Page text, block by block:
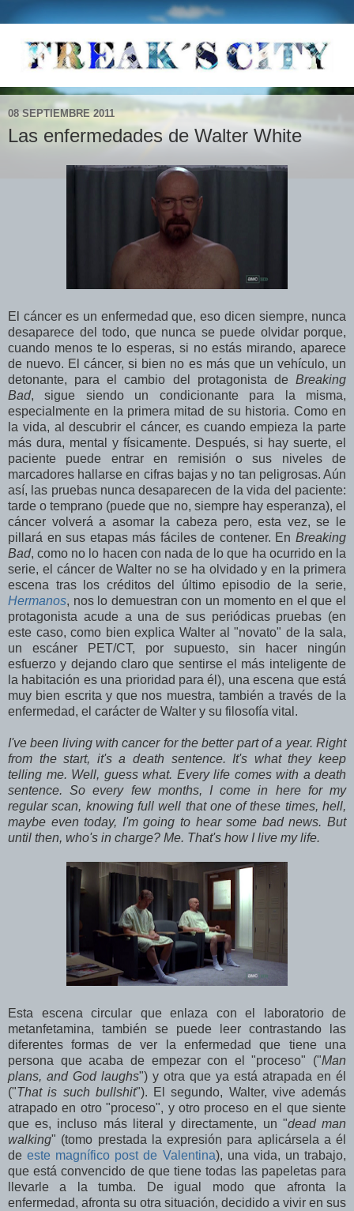
08 SEPTIEMBRE 2011
Las enfermedades de Walter White
El cáncer es un enfermedad que, eso dicen siempre, nunca
desaparece del todo, que nunca se puede olvidar porque,
cuando menos te lo esperas, si no estás mirando, aparece
de nuevo. El cáncer, si bien no es más que un vehículo, un
detonante, para el cambio del protagonista de Breaking
Bad, sigue siendo un condicionante para la misma,
especialmente en la primera mitad de su historia. Como en
la vida, al descubrir el cáncer, es cuando empieza la parte
más dura, mental y físicamente. Después, si hay suerte, el
paciente puede entrar en remisión o sus niveles de
marcadores hallarse en cifras bajas y no tan peligrosas. Aún
así, las pruebas nunca desaparecen de la vida del paciente:
tarde o temprano (puede que no, siempre hay esperanza), el
cáncer volverá a asomar la cabeza pero, esta vez, se le
pillará en sus etapas más fáciles de contener. En Breaking
Bad, como no lo hacen con nada de lo que ha ocurrido en la
serie, el cáncer de Walter no se ha olvidado y en la primera
escena tras los créditos del último episodio de la serie,
Hermanos, nos lo demuestran con un momento en el que el
protagonista acude a una de sus periódicas pruebas (en
este caso, como bien explica Walter al "novato" de la sala,
un escáner PET/CT, por supuesto, sin hacer ningún
esfuerzo y dejando claro que sentirse el más inteligente de
la habitación es una prioridad para él), una escena que está
muy bien escrita y que nos muestra, también a través de la
enfermedad, el carácter de Walter y su filosofía vital.
I've been living with cancer for the better part of a year. Right
from the start, it's a death sentence. It's what they keep
telling me. Well, guess what. Every life comes with a death
sentence. So every few months, I come in here for my
regular scan, knowing full well that one of these times, hell,
maybe even today, I'm going to hear some bad news. But
until then, who's in charge? Me. That's how I live my life.
Esta escena circular que enlaza con el laboratorio de
metanfetamina, también se puede leer contrastando las
diferentes formas de ver la enfermedad que tiene una
persona que acaba de empezar con el "proceso" ("Man
plans, and God laughs") y otra que ya está atrapada en él
("That is such bullshit"). El segundo, Walter, vive además
atrapado en otro "proceso", y otro proceso en el que siente
que es, incluso más literal y directamente, un "dead man
walking" (tomo prestada la expresión para aplicársela a él
deeste magnífico post de Valentina), una vida, un trabajo,
que está convencido de que tiene todas las papeletas para
llevarle a la tumba. De igual modo que afronta la
enfermedad, afronta su otra situación, decidido a vivir en sus